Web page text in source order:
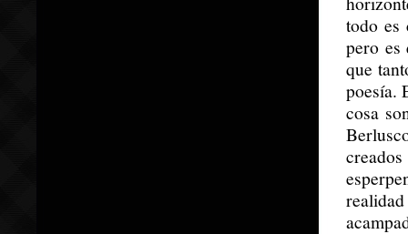
todo
pero es
que
poesía.
cosa